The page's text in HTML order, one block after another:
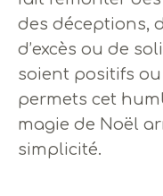
des déceptions,
d’excès ou de
soient positifs
permets cet
magie de Noël
simplicité.